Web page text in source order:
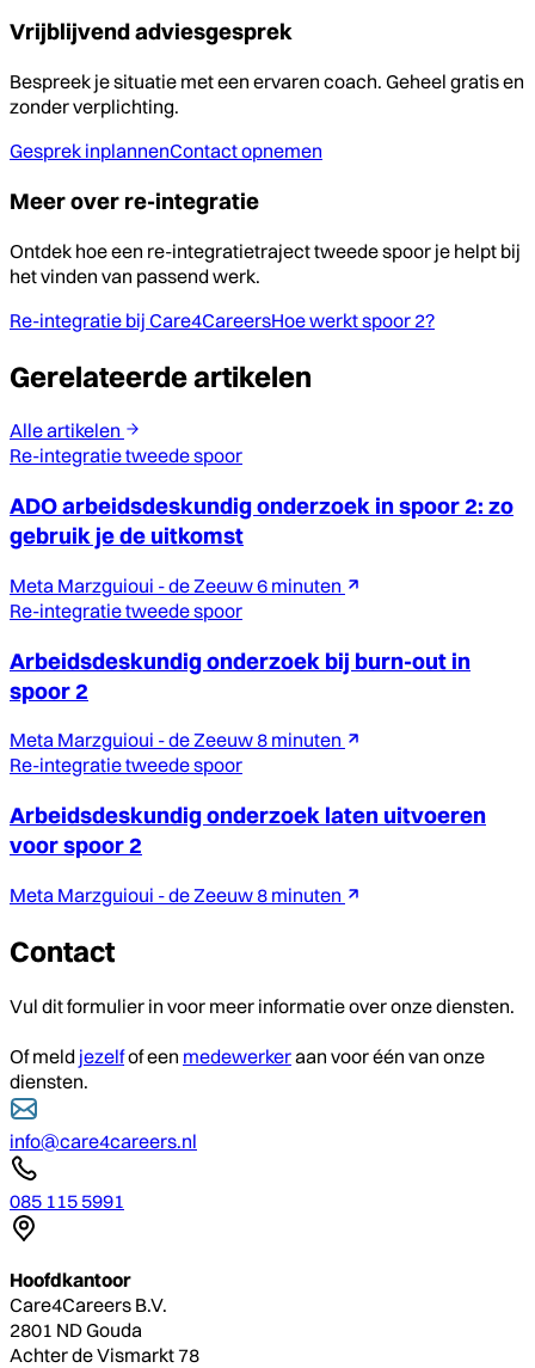
Vrijblijvend adviesgesprek
Bespreek je situatie met een ervaren coach. Geheel gratis en
zonder verplichting.
Gesprek inplannenContact opnemen
Meer over re-integratie
Ontdek hoe een re-integratietraject tweede spoor je helpt bij
het vinden van passend werk.
Re-integratie bij Care4CareersHoe werkt spoor 2?
Gerelateerde artikelen
Alle artikelen
Re-integratie tweede spoor
ADO arbeidsdeskundig onderzoek in spoor 2: zo
gebruik je de uitkomst
Meta Marzguioui - de Zeeuw6 minuten
Re-integratie tweede spoor
Arbeidsdeskundig onderzoek bij burn-out in
spoor 2
Meta Marzguioui - de Zeeuw 8 minuten
Re-integratie tweede spoor
Arbeidsdeskundig onderzoek laten uitvoeren
voor spoor 2
Meta Marzguioui - de Zeeuw 8 minuten
Contact
Vul dit formulier in voor meer informatie over onze diensten.
Of meld jezelfof een medewerkeraan voor één van onze
diensten.
info@care4careers.nl
085 115 5991
Hoofdkantoor
Care4Careers B.V.
2801 ND Gouda
Achter de Vismarkt 78